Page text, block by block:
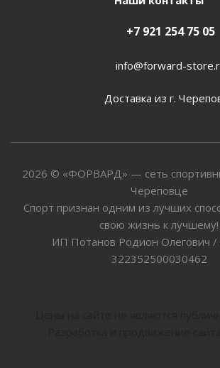
+7 921 254 75 05
info@forward-
Доставка из г.
2026 © «ФОРВАРД» — сеть
Череповце
Спорт признан одним из лучших
свою жизнь к лучшему!
ИП Потанов Родион Олегович
322352500030462